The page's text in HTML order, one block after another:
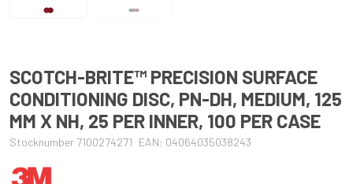
SCOTCH-BRITE™ PRECISION SURFACE
CONDITIONING DISC, PN-DH, MEDIUM, 125
MM X NH, 25 PER INNER, 100 PER CASE
Stocknumber 7100274271 EAN: 04064035038243